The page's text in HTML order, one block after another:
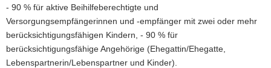
- 90 % für aktive Beihilfeberechtigte und
Versorgungsempfängerinnen und -empfänger mit zwei oder mehr
berücksichtigungsfähigen Kindern, - 90 % für
berücksichtigungsfähige Angehörige (Ehegattin/Ehegatte,
Lebenspartnerin/Lebenspartner und Kinder).